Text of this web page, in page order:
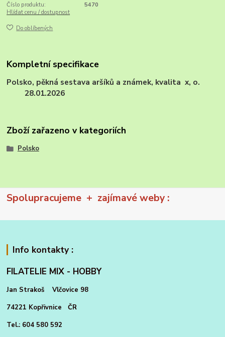
Číslo produktu:
5470
Hlídat cenu / dostupnost
Do oblíbených
Kompletní specifikace
Polsko, pěkná sestava aršíků a známek, kvalita x, o.
28.01.2026
Zboží zařazeno v kategoriích
Polsko
Spolupracujeme + zajímavé weby :
Info kontakty :
FILATELIE MIX - HOBBY
Jan Strakoš Vlčovice 98
74221 Kopřivnice ČR
Tel.: 604 580 592